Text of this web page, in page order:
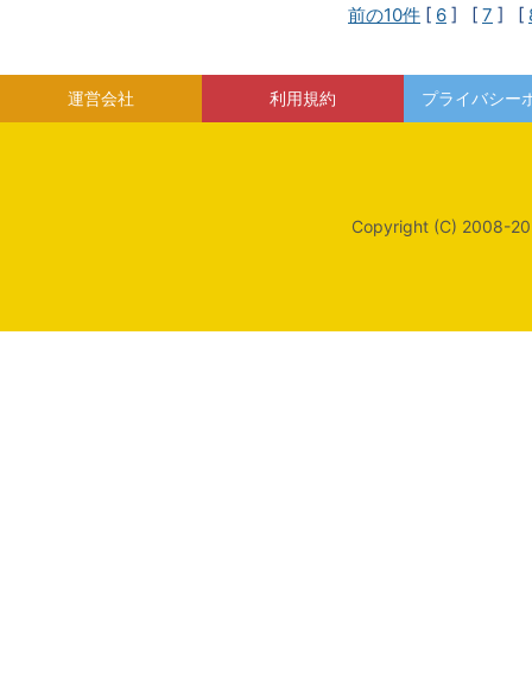
前の10件 [ 6 ] [ 7 ] [
運営会社 利用規約 プライバシー
Copyright (C) 2008-